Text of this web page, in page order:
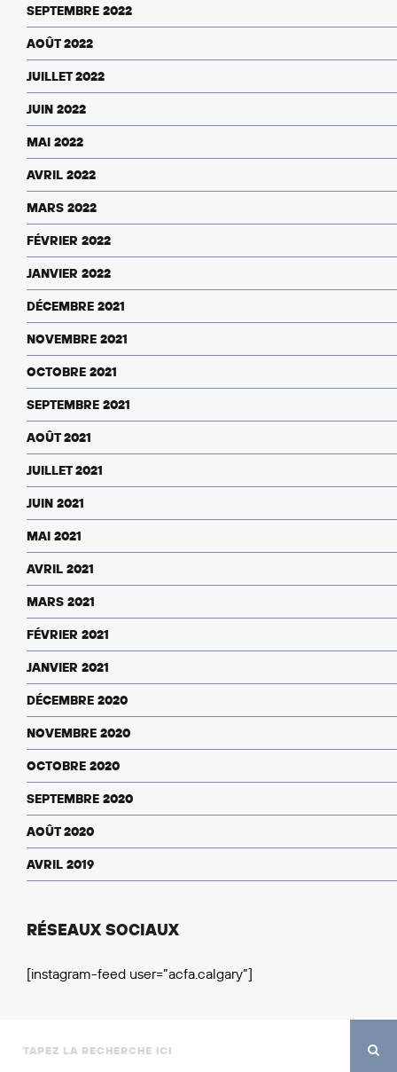
SEPTEMBRE 2022
AOÛT 2022
JUILLET 2022
JUIN 2022
MAI 2022
AVRIL 2022
MARS 2022
FÉVRIER 2022
JANVIER 2022
DÉCEMBRE 2021
NOVEMBRE 2021
OCTOBRE 2021
SEPTEMBRE 2021
AOÛT 2021
JUILLET 2021
JUIN 2021
MAI 2021
AVRIL 2021
MARS 2021
FÉVRIER 2021
JANVIER 2021
DÉCEMBRE 2020
NOVEMBRE 2020
OCTOBRE 2020
SEPTEMBRE 2020
AOÛT 2020
AVRIL 2019
RÉSEAUX SOCIAUX
[instagram-feed user=”acfa.calgary”]